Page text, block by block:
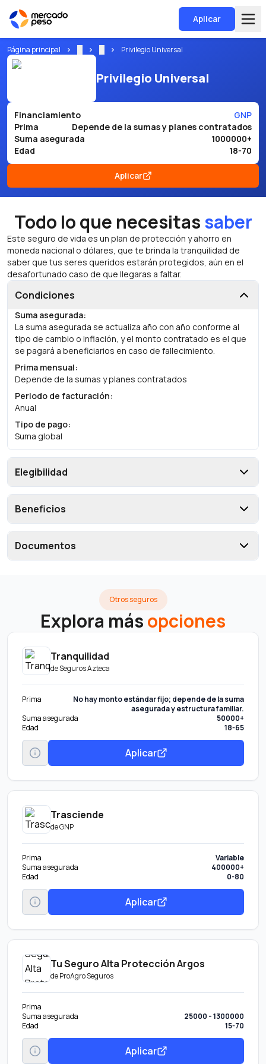
Aplicar
Página principal Privilegio Universal
Privilegio Universal
Financiamiento
GNP
Prima
Depende de la sumas y planes contratados
Suma asegurada
1000000+
Edad
18-70
Aplicar
Todo lo que necesitassaber
Este seguro de vida es un plan de protección y ahorro en
moneda nacional o dólares, que te brinda la tranquilidad de
saber que tus seres queridos estarán protegidos, aún en el
desafortunado caso de que llegaras a faltar.
Condiciones
Suma asegurada:
La suma asegurada se actualiza año con año conforme al
tipo de cambio o inflación, y el monto contratado es el que
se pagará a beneficiarios en caso de fallecimiento.
Prima mensual:
Depende de la sumas y planes contratados
Periodo de facturación:
Anual
Tipo de pago:
Suma global
Elegibilidad
Beneficios
Documentos
Otros seguros
Explora másopciones
Tranquilidad
deSeguros Azteca
Prima
No hay monto estándar fijo; depende de la suma
asegurada y estructura familiar.
Suma asegurada
50000+
Edad
18-65
Aplicar
Trasciende
deGNP
Prima
Variable
Suma asegurada
400000+
Edad
0-80
Aplicar
Tu Seguro Alta Protección Argos
deProAgro Seguros
Prima
Suma asegurada
25000 - 1300000
Edad
15-70
Aplicar